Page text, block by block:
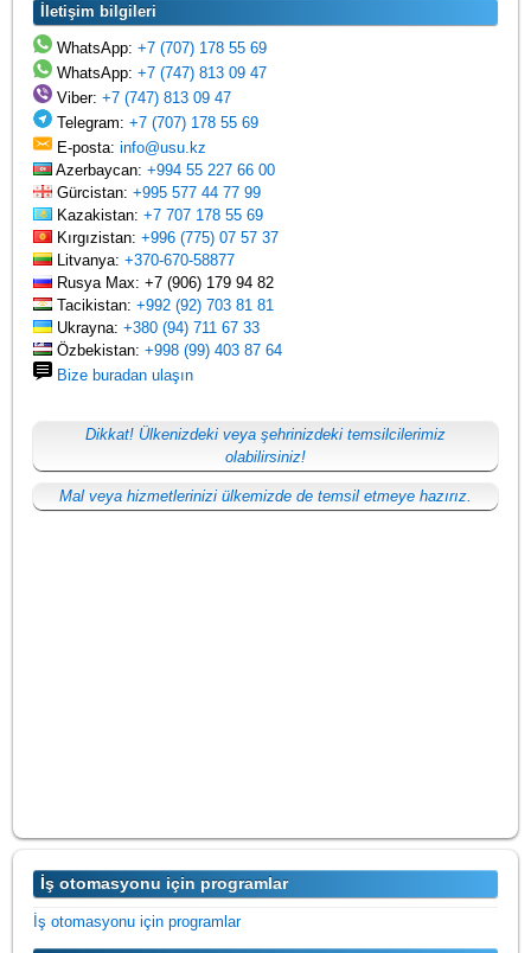
İletişim bilgileri
WhatsApp:+7 (707) 178 55 69
WhatsApp:+7 (747) 813 09 47
Viber:+7 (747) 813 09 47
Telegram:+7 (707) 178 55 69
E-posta:info@usu.kz
Azerbaycan:+994 55 227 66 00
Gürcistan:+995 577 44 77 99
Kazakistan:+7 707 178 55 69
Kırgızistan:+996 (775) 07 57 37
Litvanya:+370-670-58877
Rusya Max: +7 (906) 179 94 82
Tacikistan:+992 (92) 703 81 81
Ukrayna:+380 (94) 711 67 33
Özbekistan:+998 (99) 403 87 64
Bize buradan ulaşın
Dikkat! Ülkenizdeki veya şehrinizdeki temsilcilerimiz
olabilirsiniz!
Mal veya hizmetlerinizi ülkemizde de temsil etmeye hazırız.
İş otomasyonu için programlar
İş otomasyonu için programlar